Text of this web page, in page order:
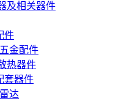
及相关器件
件
金配件
热器件
套器件
达